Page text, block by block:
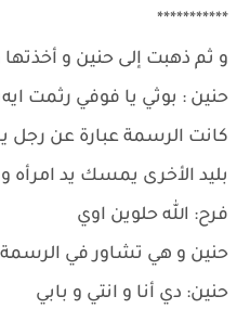
***********
و ثم ذهبت إلى حنين و أخذتها
حنين : بوثي يا فوفي رثمت
كانت الرسمة عبارة عن
بليد الأخرى يمسك يد امرأه و
فرح: الله حلوين اوي
حنين و هي تشاور في الرسمة
حنين: دي أنا و انتي و بابي